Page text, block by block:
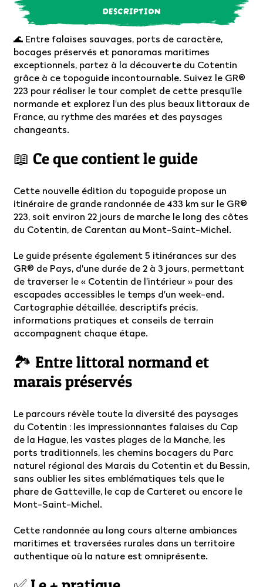
DESCRIPTION
🌊 Entre falaises sauvages, ports de caractère,
bocages préservés et panoramas maritimes
exceptionnels, partez à la découverte du Cotentin
grâce à ce topoguide incontournable. Suivez le GR®
223 pour réaliser le tour complet de cette presqu'île
normande et explorez l'un des plus beaux littoraux de
France, au rythme des marées et des paysages
changeants.
📖 Ce que contient le guide
Cette nouvelle édition du topoguide propose un
itinéraire de grande randonnée de 433 km sur le GR®
223, soit environ 22 jours de marche le long des côtes
du Cotentin, de Carentan au Mont-Saint-Michel.
Le guide présente également 5 itinérances sur des
GR® de Pays, d'une durée de 2 à 3 jours, permettant
de traverser le « Cotentin de l'intérieur » pour des
escapades accessibles le temps d'un week-end.
Cartographie détaillée, descriptifs précis,
informations pratiques et conseils de terrain
accompagnent chaque étape.
🏞️ Entre littoral normand et
marais préservés
Le parcours révèle toute la diversité des paysages
du Cotentin : les impressionnantes falaises du Cap
de la Hague, les vastes plages de la Manche, les
ports traditionnels, les chemins bocagers du Parc
naturel régional des Marais du Cotentin et du Bessin,
sans oublier les sites emblématiques tels que le
phare de Gatteville, le cap de Carteret ou encore le
Mont-Saint-Michel.
Cette randonnée au long cours alterne ambiances
maritimes et traversées rurales dans un territoire
authentique où la nature est omniprésente.